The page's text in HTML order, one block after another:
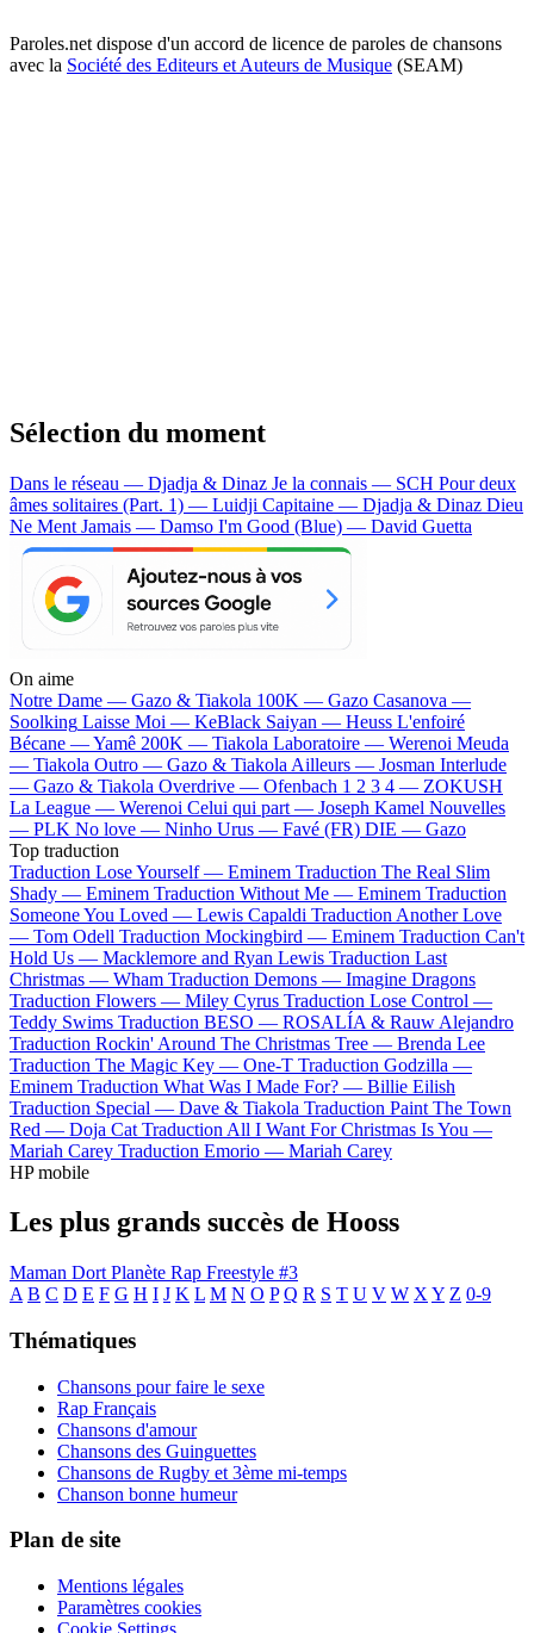
Paroles.net dispose d'un accord de licence de paroles de chansons
avec la Société des Editeurs et Auteurs de Musique (SEAM)
Sélection du moment
Dans le réseau — Djadja & Dinaz Je la connais — SCH Pour deux
âmes solitaires (Part. 1) — Luidji Capitaine — Djadja & Dinaz Dieu
Ne Ment Jamais — Damso I'm Good (Blue) — David Guetta
On aime
Notre Dame — Gazo & Tiakola 100K — Gazo Casanova —
Soolking Laisse Moi — KeBlack Saiyan — Heuss L'enfoiré
Bécane —Yamê 200K — Tiakola Laboratoire — Werenoi Meuda
— Tiakola Outro — Gazo & Tiakola Ailleurs — Josman Interlude
— Gazo & Tiakola Overdrive — Ofenbach 1 2 3 4 — ZOKUSH
La League — Werenoi Celui qui part — Joseph Kamel Nouvelles
— PLK No love — Ninho Urus — Favé (FR) DIE — Gazo
Top traduction
Traduction Lose Yourself — Eminem Traduction The Real Slim
Shady — Eminem Traduction Without Me — Eminem Traduction
Someone You Loved — Lewis Capaldi Traduction Another Love
— Tom Odell Traduction Mockingbird — Eminem Traduction Can't
Hold Us — Macklemore and Ryan Lewis Traduction Last
Christmas — Wham Traduction Demons — Imagine Dragons
Traduction Flowers — Miley Cyrus Traduction Lose Control —
Teddy Swims Traduction BESO — ROSALÍA & Rauw Alejandro
Traduction Rockin' Around The Christmas Tree — Brenda Lee
Traduction The Magic Key — One-T Traduction Godzilla —
Eminem Traduction What Was I Made For? — Billie Eilish
Traduction Special — Dave & Tiakola Traduction Paint The Town
Red — Doja Cat Traduction All I Want For Christmas Is You —
Mariah Carey Traduction Emorio — Mariah Carey
HP mobile
Les plus grands succès de Hooss
Maman Dort Planète Rap Freestyle #3
A B C D E F G H I J K L M N O P Q R S T U V W X Y Z 0-9
Thématiques
Chansons pour faire le sexe
Rap Français
Chansons d'amour
Chansons des Guinguettes
Chansons de Rugby et 3ème mi-temps
Chanson bonne humeur
Plan de site
Mentions légales
Paramètres cookies